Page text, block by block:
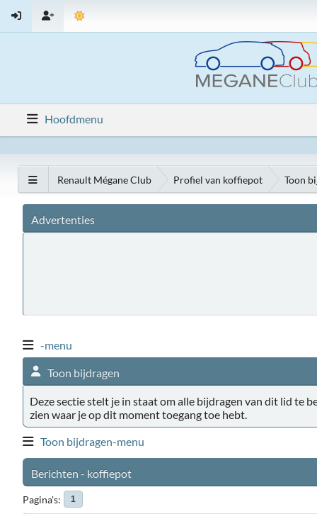
Hoofdmenu
Renault Mégane Club Profiel van koffiepot Toon
Advertenties
-menu
Toon bijdragen
Deze sectie stelt je in staat om alle bijdragen van dit lid te
zien waar je op dit moment toegang toe hebt.
Toon bijdragen-menu
Berichten - koffiepot
Pagina's 1